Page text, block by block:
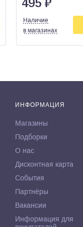
495 ₽
Наличие
в магазинах
ИНФОРМАЦИЯ
Магазины
Подборки
О нас
Дисконтная карта
События
Партнёры
Вакансии
Информация для